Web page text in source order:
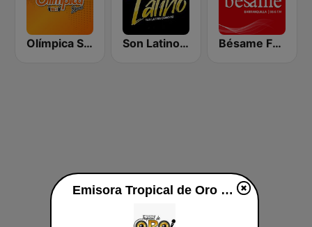
Olímpica Stereo Armenia 96.1 FM Son Latino Medellín Bésame FM Barranquilla
Emisora Tropical de Oro en vivo